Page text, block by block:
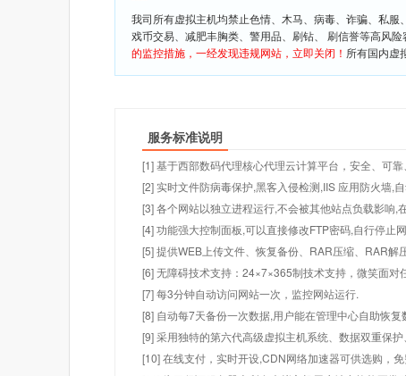
我司所有虚拟主机均禁止色情、木马、病毒、诈骗、私
戏币交易、减肥丰胸类、警用品、刷钻、 刷信誉等高风
的监控措施，一经发现违规网站，立即关闭！ 所有国内虚
服务标准说明
[1] 基于西部数码代理核心代理云计算平台，安全、可靠
[2] 实时文件防病毒保护,黑客入侵检测,IIS 应用防火墙,
[3] 各个网站以独立进程运行,不会被其他站点负载影响
[4] 功能强大控制面板,可以直接修改FTP密码,自行停止
[5] 提供WEB上传文件、恢复备份、RAR压缩、RAR
[6] 无障碍技术支持：24×7×365制技术支持，微笑面对
[7] 每3分钟自动访问网站一次，监控网站运行.
[8] 自动每7天备份一次数据,用户能在管理中心自助恢复
[9] 采用独特的第六代高级虚拟主机系统、数据双重保
[10] 在线支付，实时开设,CDN网络加速器可供选购，